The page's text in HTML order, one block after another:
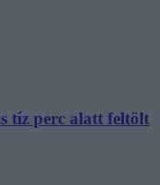
tíz perc alatt feltölt